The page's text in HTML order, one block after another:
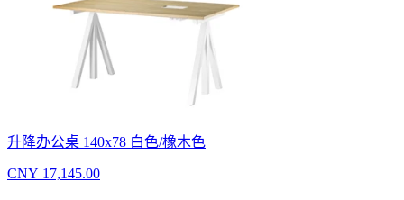
升降办公桌 140x78 白色/橡木色
CNY 17,145.00